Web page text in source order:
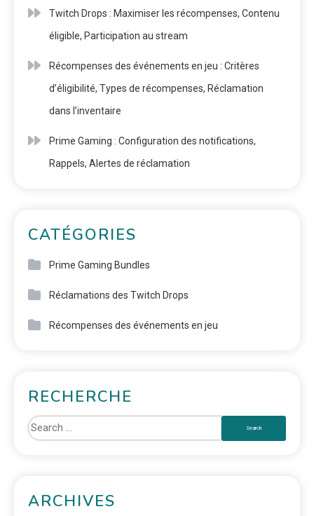
Twitch Drops : Maximiser les récompenses, Contenu
éligible, Participation au stream
Récompenses des événements en jeu : Critères
d’éligibilité, Types de récompenses, Réclamation
dans l’inventaire
Prime Gaming : Configuration des notifications,
Rappels, Alertes de réclamation
CATÉGORIES
Prime Gaming Bundles
Réclamations des Twitch Drops
Récompenses des événements en jeu
RECHERCHE
ARCHIVES